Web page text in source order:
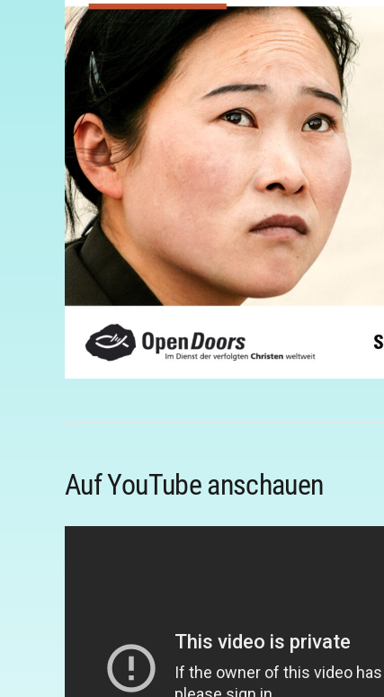
Auf YouTube anschauen